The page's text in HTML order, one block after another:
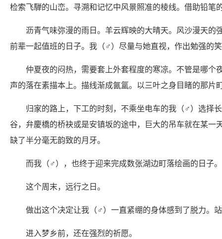
检索飞騨的山峦。寻溯和记忆中风景照准的棱线。借助铅笔
沥青气味弥漫的雨日。羊云辉映的大晴天。风沙漫天
前辈一起值班的日子。我（♂）尽量与她直视，作出勉强的
仲夏夜的闷热，需要套上外套程度的寒凉。不管是哪
声的落在素描本上。描线渐成氤氲。以三叶之身目睹的那片
归家的路上，下工的时刻，不乘坐电车的我（♂）选择
谷，弁慶橋的桥袂或是安镇坂的途中，巨大的吊车就在某
缺了半分毫无韵致的月牙。
而我（♂），也终于迎来完成数张湖边町落绘画的日子。
这个周末，远行之日。
做出这个决定让我（♂）一直紧绷的身体感到了脱力。
进入梦乡前，还在强烈的祈愿。